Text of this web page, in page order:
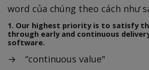
word của chúng theo cách như
1. Our highest priority is to satisfy
through early and continuous
software.
→ “continuous value"